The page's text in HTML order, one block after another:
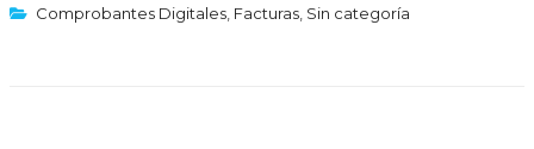
Comprobantes Digitales, Facturas, Sin categoría